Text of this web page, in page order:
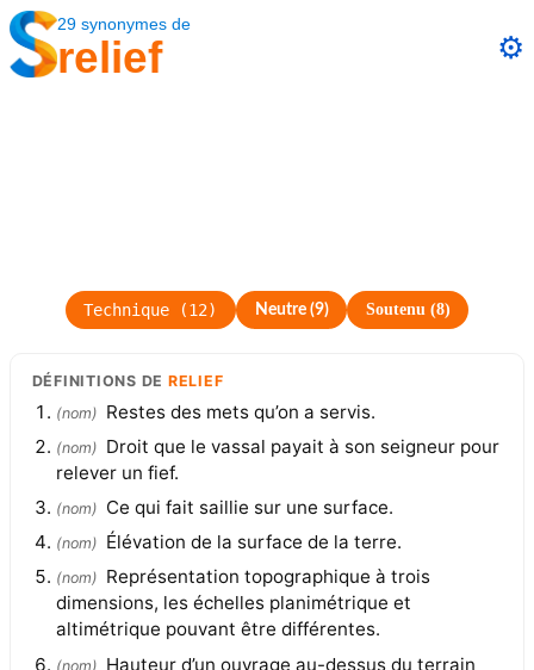
29synonymes de
relief ⚙️
Technique (12) Neutre(9) Soutenu(8)
DÉFINITIONS DE RELIEF
(nom) Restes des mets qu’on a servis.
(nom) Droit que le vassal payait à son seigneur pour
relever un fief.
(nom) Ce qui fait saillie sur une surface.
(nom) Élévation de la surface de la terre.
(nom) Représentation topographique à trois
dimensions, les échelles planimétrique et
altimétrique pouvant être différentes.
(nom) Hauteur d’un ouvrage au-dessus du terrain